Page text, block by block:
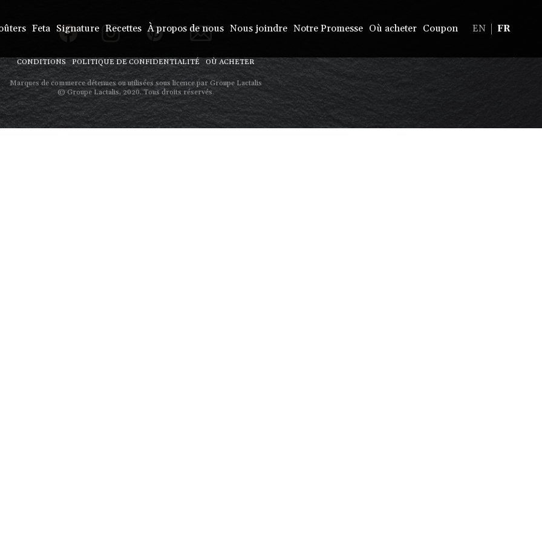
Feta Signature Recettes À propos de nous Nous joindre Notre Promesse Où acheter Coupon EN FR
CONDITIONS POLITIQUE DE CONFIDENTIALITÉ OÙ ACHETER
Marques de commerce détenues ou utilisées sous licence par Groupe Lactalis
© Groupe Lactalis, 2020. Tous droits réservés.